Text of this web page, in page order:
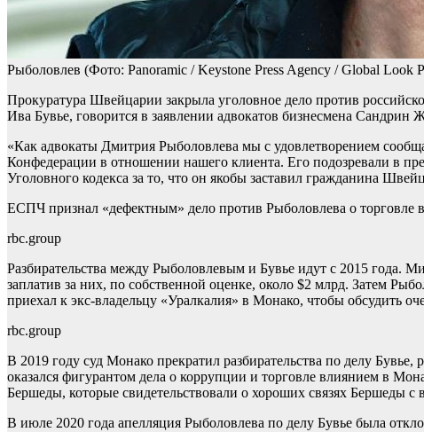
Рыболовлев (Фото: Panoramic / Keystone Press Agency / Global Look
Прокуратура Швейцарии закрыла уголовное дело против
Ива Бувье, говорится в заявлении адвокатов бизнесмена
«Как адвокаты Дмитрия Рыболовлева мы с удовлетворением
Конфедерации в отношении нашего клиента. Его подозревали в
Уголовного кодекса за то, что он якобы заставил гражданина
ЕСПЧ признал «дефектным» дело против Рыболовлева о торговле
rbc.group
Разбирательства между Рыболовлевым и Бувье идут с 2015 года.
заплатив за них, по собственной оценке, около $2 млрд. Затем
приехал к экс-владельцу «Уралкалия» в Монако, чтобы обсудить
rbc.group
В 2019 году суд Монако прекратил разбирательства по делу
оказался фигурантом дела о коррупции и торговле влиянием в
Бершеды, которые свидетельствовали о хороших связях Бершеды с
В июле 2020 года апелляция Рыболовлева по делу Бувье была